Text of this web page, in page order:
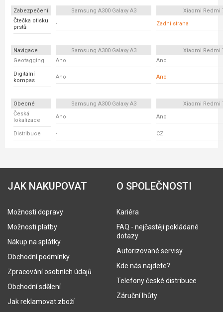
Zabezpečení Samsung A300 Galaxy A3
Xiaomi Redmi
Čtečka otisku
prstů
- Zadní strana
Navigace Samsung A300 Galaxy A3
Xiaomi Redmi
Geotagging
Ano Ano
Digitální
kompas
Ano Ano
Obecné Samsung A300 Galaxy A3
Xiaomi Redmi
Česká
lokalizace
Ano Ano
Distribuce - CZ
JAK NAKUPOVAT
Možnosti dopravy
Možnosti platby
Nákup na splátky
Obchodní podmínky
Zpracování osobních údajů
Obchodní sdělení
Jak reklamovat zboží
O SPOLEČNOSTI
Kariéra
FAQ - nejčastěji pokládané
dotazy
Autorizované servisy
Kde nás najdete?
Telefony české distribuce
Záruční lhůty